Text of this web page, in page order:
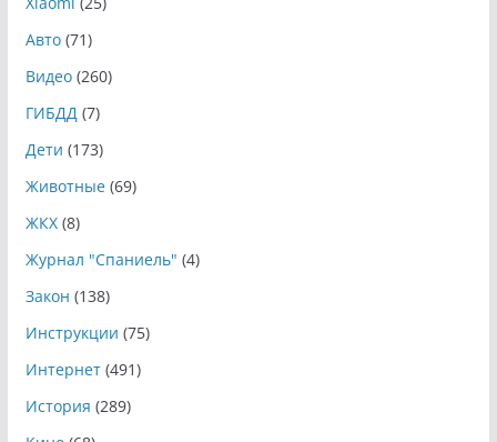
Авто(71)
Видео(260)
ГИБДД(7)
Дети (173)
Животные(69)
ЖКХ(8)
Журнал "Спаниель" (4)
Закон (138)
Инструкции (75)
Интернет(491)
История (289)